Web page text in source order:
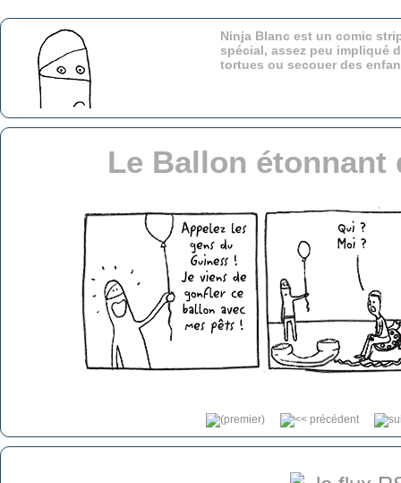
Ninja Blanc est un comic
spécial, assez peu impliqué
tortues ou secouer des
Le Ballon étonnant